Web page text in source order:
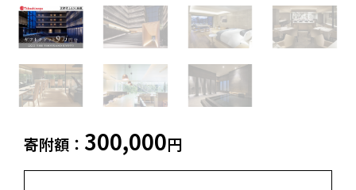
中部エリア
新発田市（新潟県）南魚沼市（新潟県）
輪島市（石川県）加賀市（石川県）
鯖江市（福井県）若狭町（福井県）
都留市（山梨県）岐阜県（岐阜県）
中津川市（岐阜県）美濃加茂市（岐阜県）
郡上市（岐阜県） 浜松市（静岡県）
富士市（静岡県）
寄附額： 300,000円